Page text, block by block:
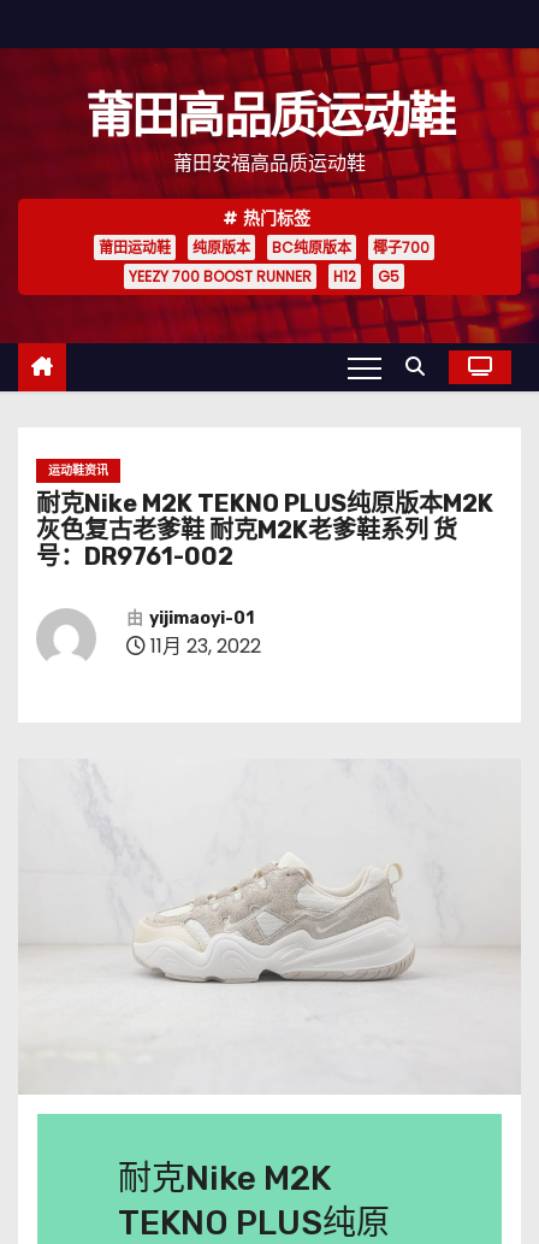
至
莆田高品质运动鞋
莆田安福高品质运动鞋
热门标签
莆田运动鞋 纯原版本 BC纯原版本
椰子700
YEEZY 700 BOOST RUNNER
H12 G5
运动鞋资讯
耐克Nike M2K TEKNO PLUS纯原版本M2K
灰色复古老爹鞋 耐克M2K老爹鞋系列 货
号：DR9761-002
由 yijimaoyi-01
11月 23, 2022
耐克Nike M2K
TEKNO PLUS纯原